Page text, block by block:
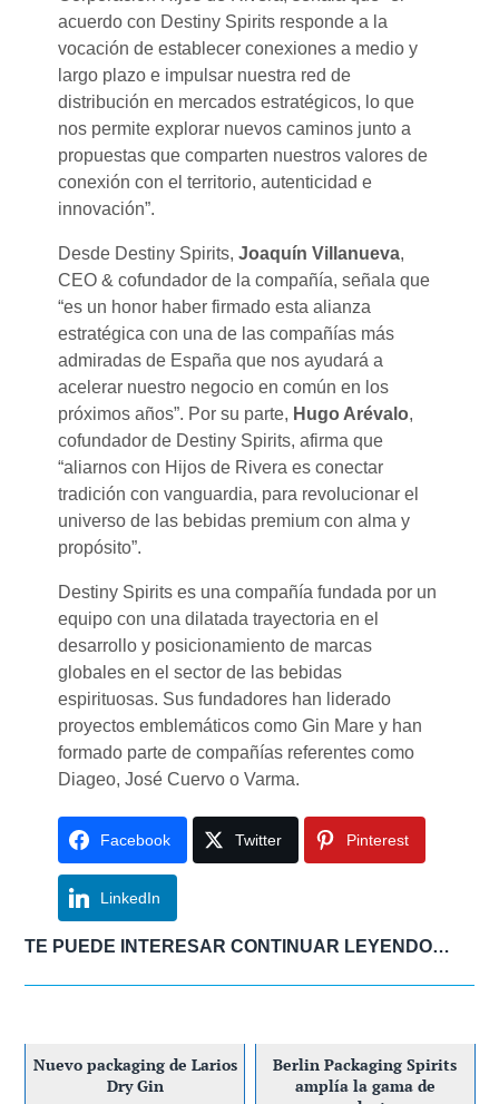
acuerdo con Destiny Spirits responde a la
vocación de establecer conexiones a medio y
largo plazo e impulsar nuestra red de
distribución en mercados estratégicos, lo que
nos permite explorar nuevos caminos junto a
propuestas que comparten nuestros valores de
conexión con el territorio, autenticidad e
innovación”.
Desde Destiny Spirits,Joaquín Villanueva,
CEO & cofundador de la compañía, señala que
“es un honor haber firmado esta alianza
estratégica con una de las compañías más
admiradas de España que nos ayudará a
acelerar nuestro negocio en común en los
próximos años”. Por su parte, Hugo Arévalo,
cofundador de Destiny Spirits, afirma que
“aliarnos con Hijos de Rivera es conectar
tradición con vanguardia, para revolucionar el
universo de las bebidas premium con alma y
propósito”.
Destiny Spirits es una compañía fundada por un
equipo con una dilatada trayectoria en el
desarrollo y posicionamiento de marcas
globales en el sector de las bebidas
espirituosas. Sus fundadores han liderado
proyectos emblemáticos como Gin Mare y han
formado parte de compañías referentes como
Diageo, José Cuervo o Varma.
Facebook Twitter Pinterest
LinkedIn
TE PUEDE INTERESAR CONTINUAR LEYENDO…
Nuevo packaging de Larios
Dry Gin
Berlin Packaging Spirits
amplía la gama de